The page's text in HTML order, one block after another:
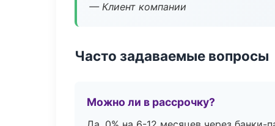
— Клиент компании
Часто задаваемые вопросы
Можно ли в рассрочку?